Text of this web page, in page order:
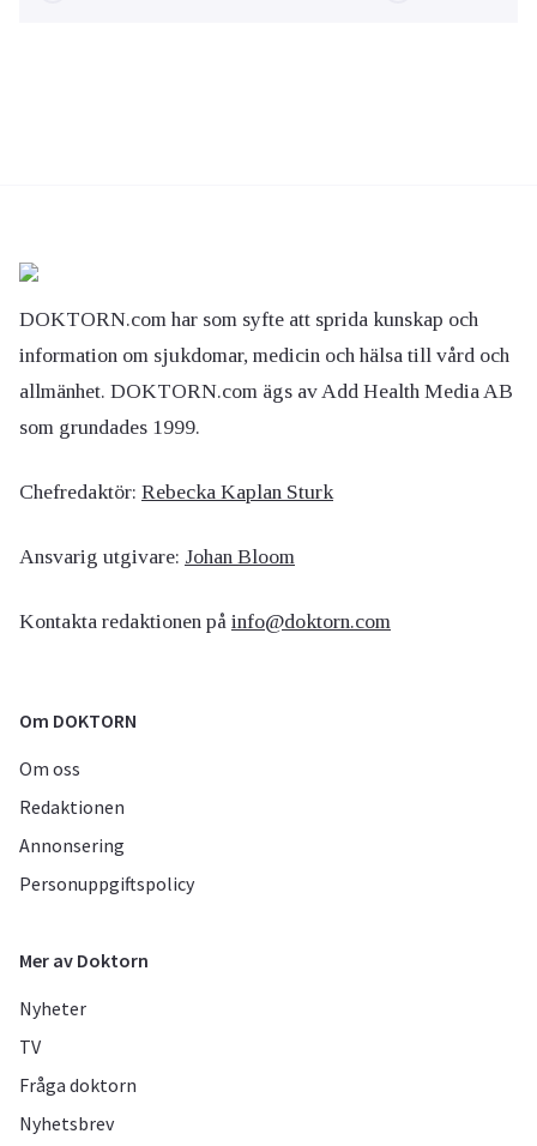
DOKTORN.com har som syfte att sprida kunskap och
information om sjukdomar, medicin och hälsa till vård och
allmänhet. DOKTORN.com ägs av Add Health Media AB
som grundades 1999.
Chefredaktör: Rebecka Kaplan Sturk
Ansvarig utgivare: Johan Bloom
Kontakta redaktionen på info@doktorn.com
Om DOKTORN
Om oss
Redaktionen
Annonsering
Personuppgiftspolicy
Mer av Doktorn
Nyheter
TV
Fråga doktorn
Nyhetsbrev